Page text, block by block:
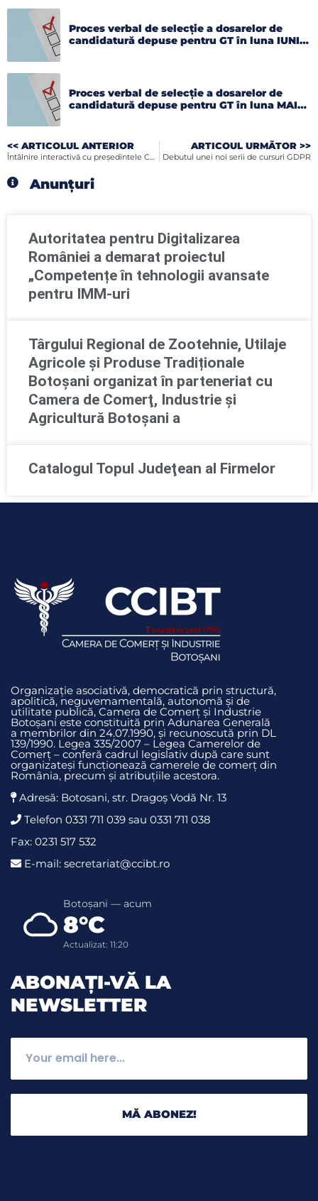
Proces verbal de selecție a dosarelor de
candidatură depuse pentru GT în luna IUNIE
Proces verbal de selecție a dosarelor de
candidatură depuse pentru GT în luna MAI
<< ARTICOLUL ANTERIOR ARTICOUL URMĂTOR >>
Debutul unei noi serii de cursuri GDPR
Anunțuri
Autoritatea pentru Digitalizarea
României a demarat proiectul
„Competențe în tehnologii avansate
pentru IMM-uri
Târgului Regional de Zootehnie, Utilaje
Agricole și Produse Tradiționale
Botoșani organizat în parteneriat cu
Camera de Comerţ, Industrie şi
Agricultură Botoşani a
Catalogul Topul Judeţean al Firmelor
Organizație asociativă, democratică prin structură,
apolitică, neguvemamentală, autonomă și de
utilitate publică, Camera de Comerț și Industrie
Botoșani este constituită prin Adunarea Generală
a membrilor din 24.07.1990, și recunoscută prin DL
139/1990. Legea 335/2007 – Legea Camerelor de
Comerț – conferă cadrul legislativ după care sunt
organizateși funcționează camerele de comerț din
România, precum și atribuțiile acestora.
Adresă: Botosani, str. Dragoş Vodă Nr. 13
Telefon 0331 711 039 sau 0331 711 038
Fax: 0231 517 532
E-mail: secretariat@ccibt.ro
Botoșani — acum
8°C
Actualizat: 11:20
ABONAȚI-VĂ LA
NEWSLETTER
MĂ ABONEZ!